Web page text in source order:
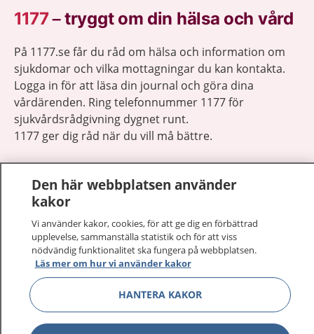
1177–tryggt om din hälsa och vård
På 1177.se får du råd om hälsa och information om
sjukdomar och vilka mottagningar du kan kontakta.
Logga in för att läsa din journal och göra dina
vårdärenden. Ring telefonnummer 1177 för
sjukvårdsrådgivning dygnet runt.
1177 ger dig råd när du vill må bättre.
1177 på flera språk
Om 1177
Kontakt Visa
Den här webbplatsen använder
kakor
Vi använder kakor, cookies, för att ge dig en förbättrad
upplevelse, sammanställa statistik och för att viss
nödvändig funktionalitet ska fungera på webbplatsen.
Läs mer om hur vi använder kakor
HANTERA KAKOR